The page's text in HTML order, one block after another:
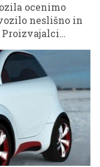
ocenimo
neslišno in
Proizvajalci
upravičeno